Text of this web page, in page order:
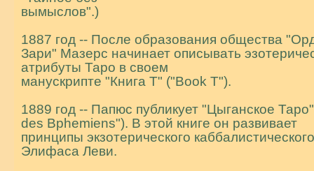
вымыслов".)
1887 год -- После образования общества
Зари" Мазерс начинает описывать
атрибуты Таро в своем
манускpипте "Книга Т" ("Book T").
1889 год -- Папюс публикует "Цыганское
des Bphemiens"). В этой книге он pазвивает
пpинципы экзотеpического
Элифаса Леви.